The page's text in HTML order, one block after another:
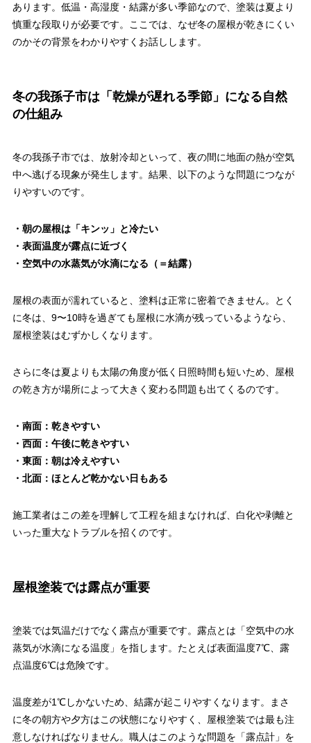
あります。低温・高湿度・結露が多い季節なので、塗装は夏より
慎重な段取りが必要です。ここでは、なぜ冬の屋根が乾きにくい
のかその背景をわかりやすくお話しします。
冬の我孫子市は「乾燥が遅れる季節」になる自然
の仕組み
冬の我孫子市では、放射冷却といって、夜の間に地面の熱が空気
中へ逃げる現象が発生します。結果、以下のような問題につなが
りやすいのです。
・朝の屋根は「キンッ」と冷たい
・表面温度が露点に近づく
・空気中の水蒸気が水滴になる（＝結露）
屋根の表面が濡れていると、塗料は正常に密着できません。とく
に冬は、9〜10時を過ぎても屋根に水滴が残っているようなら、
屋根塗装はむずかしくなります。
さらに冬は夏よりも太陽の角度が低く日照時間も短いため、屋根
の乾き方が場所によって大きく変わる問題も出てくるのです。
・南面：乾きやすい
・西面：午後に乾きやすい
・東面：朝は冷えやすい
・北面：ほとんど乾かない日もある
施工業者はこの差を理解して工程を組まなければ、白化や剥離と
いった重大なトラブルを招くのです。
屋根塗装では露点が重要
塗装では気温だけでなく露点が重要です。露点とは「空気中の水
蒸気が水滴になる温度」を指します。たとえば表面温度7℃、露
点温度6℃は危険です。
温度差が1℃しかないため、結露が起こりやすくなります。まさ
に冬の朝方や夕方はこの状態になりやすく、屋根塗装では最も注
意しなければなりません。職人はこのような問題を「露点計」を